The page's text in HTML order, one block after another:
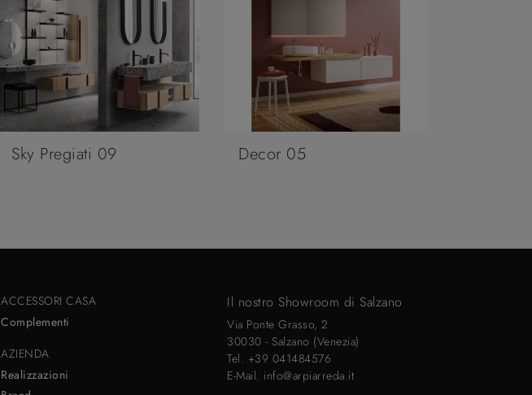
Sky Pregiati 09 Decor 05
ACCESSORI CASA
Complementi
AZIENDA
Realizzazioni
Il nostro Showroom di Salzano
Via Ponte Grasso, 2
30030 - Salzano (Venezia)
Tel. +39 041484576
E-Mail. info@arpiarreda.it